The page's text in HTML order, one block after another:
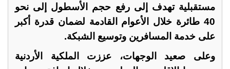
مستقبلية تهدف إلى رفع حجم الأسطول إلى نحو
40 طائرة خلال الأعوام القادمة لضمان قدرة أكبر
على خدمة المسافرين وتوسيع الشبكة.
وعلى صعيد الوجهات، عززت الملكية الأردنية